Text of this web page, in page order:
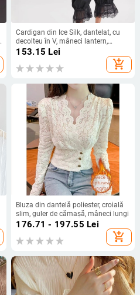
Cardigan din Ice Silk, dantelat, cu
decolteu în V, mâneci lantern,
croială lejeră (95%+ polyester, 5%
153.15 Lei
add_shopping_cart
Bluza din dantelă poliester, croială
slim, guler de cămașă, mâneci lungi
176.71 - 197.55 Lei
add_shopping_cart